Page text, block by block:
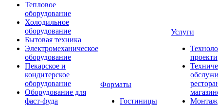
Тепловое
оборудование
Холодильное
оборудование
Бытовая техника
Электромеханическое
оборудование
Пекарское и
кондитерское
оборудование
Оборудование для
фаст-фуда
Форматы
Гостиницы
Услуги
Монтаж